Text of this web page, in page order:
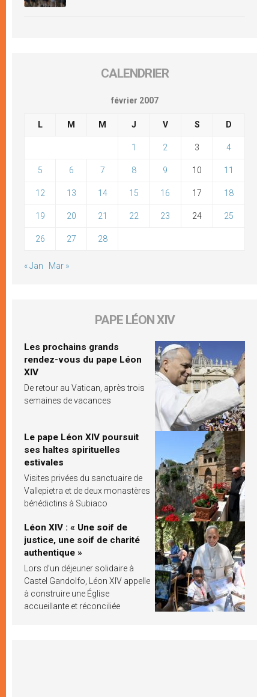
CALENDRIER
février 2007
L M M J V S D
1 2 3 4
5 6 7 8 9 10 11
12 13 14 15 16 17 18
19 20 21 22 23 24 25
26 27 28
« Jan Mar »
PAPE LÉON XIV
Les prochains grands
rendez-vous du pape Léon
XIV
De retour au Vatican, après trois
semaines de vacances
Le pape Léon XIV poursuit
ses haltes spirituelles
estivales
Visites privées du sanctuaire de
Vallepietra et de deux monastères
bénédictins à Subiaco
Léon XIV : « Une soif de
justice, une soif de charité
authentique »
Lors d’un déjeuner solidaire à
Castel Gandolfo, Léon XIV appelle
à construire une Église
accueillante et réconciliée